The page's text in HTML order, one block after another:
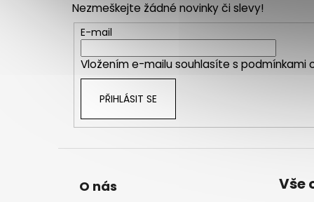
Nezmeškejte žádné novinky či slevy!
E-mail
Vložením e-mailu souhlasíte s podmínkami
PŘIHLÁSIT SE
O nás Vše